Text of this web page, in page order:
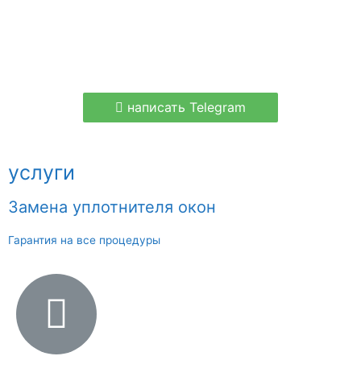
написать Telegram
услуги
Замена уплотнителя окон
Гарантия на все процедуры